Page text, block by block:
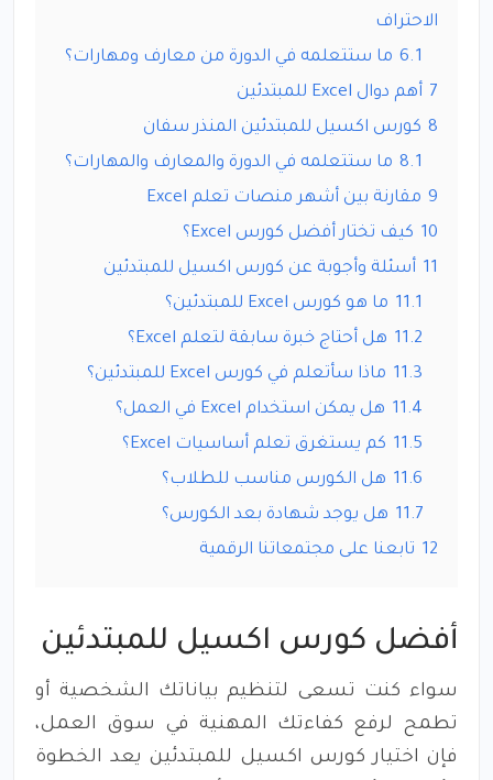
الاحتراف
6.1 ما ستتعلمه في الدورة من معارف ومهارات؟
7 أهم دوال Excel للمبتدئين
8 كورس اكسيل للمبتدئين المنذر سفان
8.1 ما ستتعلمه في الدورة والمعارف والمهارات؟
9 مقارنة بين أشهر منصات تعلم Excel
10 كيف تختار أفضل كورس Excel؟
11 أسئلة وأجوبة عن كورس اكسيل للمبتدئين
11.1 ما هو كورس Excel للمبتدئين؟
11.2 هل أحتاج خبرة سابقة لتعلم Excel؟
11.3 ماذا سأتعلم في كورس Excel للمبتدئين؟
11.4 هل يمكن استخدام Excel في العمل؟
11.5 كم يستغرق تعلم أساسيات Excel؟
11.6 هل الكورس مناسب للطلاب؟
11.7 هل يوجد شهادة بعد الكورس؟
12 تابعنا على مجتمعاتنا الرقمية
أفضل كورس اكسيل للمبتدئين
سواء كنت تسعى لتنظيم بياناتك الشخصية أو
تطمح لرفع كفاءتك المهنية في سوق العمل،
فإن اختيار كورس اكسيل للمبتدئين يعد الخطوة